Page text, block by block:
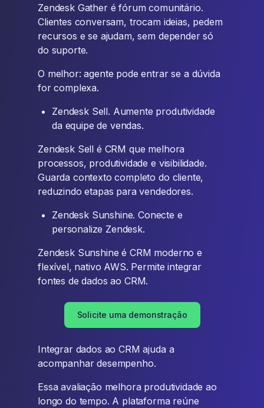
Zendesk Gather é fórum comunitário.
Clientes conversam, trocam ideias, pedem
recursos e se ajudam, sem depender só
do suporte.
O melhor: agente pode entrar se a dúvida
for complexa.
Zendesk Sell. Aumente produtividade
da equipe de vendas.
Zendesk Sell é CRM que melhora
processos, produtividade e visibilidade.
Guarda contexto completo do cliente,
reduzindo etapas para vendedores.
Zendesk Sunshine. Conecte e
personalize Zendesk.
Zendesk Sunshine é CRM moderno e
flexível, nativo AWS. Permite integrar
fontes de dados ao CRM.
Solicite uma demonstração
Integrar dados ao CRM ajuda a
acompanhar desempenho.
Essa avaliação melhora produtividade ao
longo do tempo. A plataforma reúne